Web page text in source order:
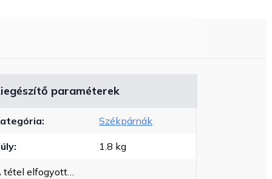
paraméterek
: Székpárnák
: 1.8 kg
tétel elfogyott…